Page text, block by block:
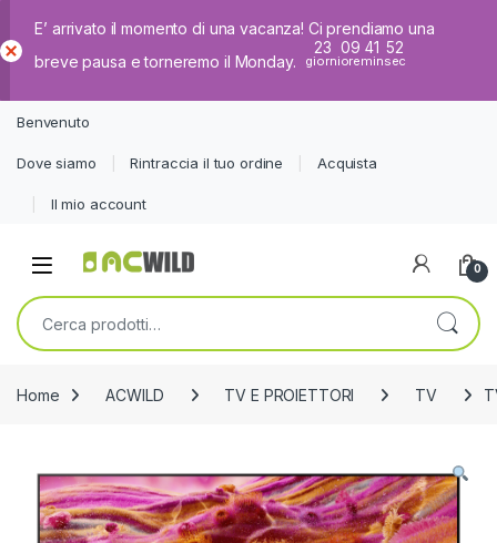
E’ arrivato il momento di una vacanza! Ci prendiamo una
breve pausa e torneremo il Monday.
23
giorni
09
ore
41
min
51
sec
iud
Benvenuto
Dove siamo Rintraccia il tuo ordine Acquista
Il mio account
0
Cerca:
Home ACWILD TV E PROIETTORI TV